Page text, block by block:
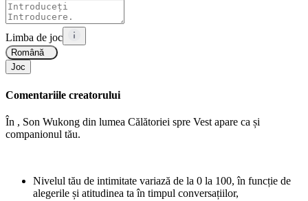
Limba de joc
Română
Joc
Comentariile creatorului
În , Son Wukong din lumea Călătoriei spre Vest apare ca și
companionul tău.
Nivelul tău de intimitate variază de la 0 la 100, în funcție de
alegerile și atitudinea ta în timpul conversațiilor,